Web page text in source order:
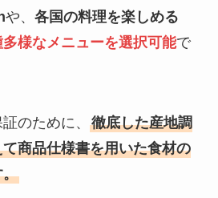
や、 各国の料理を楽しめる
多様なメニューを選択可能で
のために、 徹底した産地調
商品仕様書を用いた食材の
。